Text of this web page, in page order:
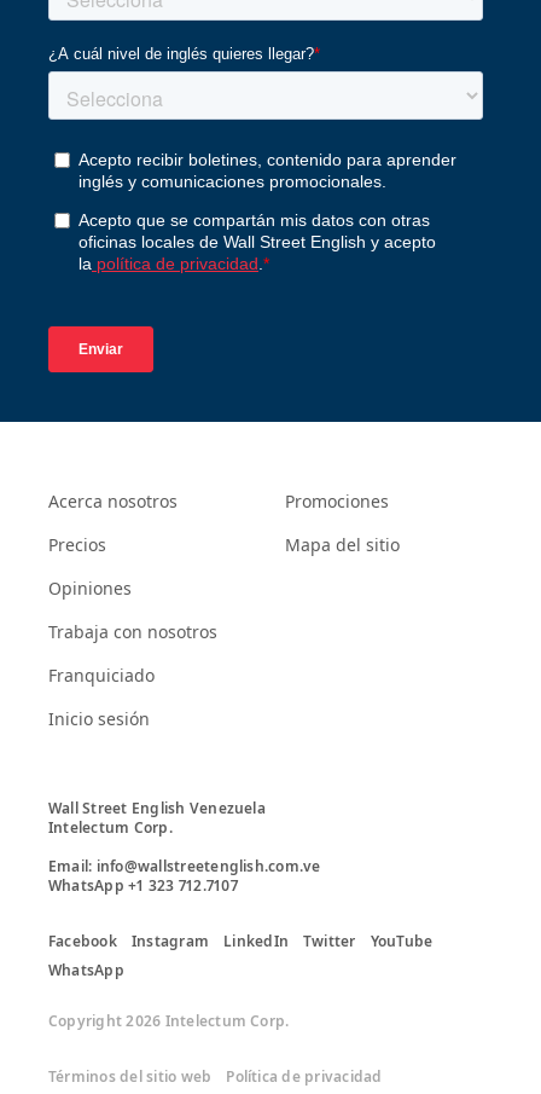
Acerca nosotros
Precios
Opiniones
Trabaja con nosotros
Franquiciado
Inicio sesión
Promociones
Mapa del sitio
Wall Street English Venezuela
Intelectum Corp.
Email: info@wallstreetenglish.com.ve
WhatsApp +1 323 712.7107
Facebook Instagram LinkedIn Twitter
YouTube
WhatsApp
Copyright 2026 Intelectum Corp.
Términos del sitio web Política de privacidad